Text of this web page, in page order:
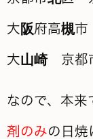
なので、本来
剤のみの日焼